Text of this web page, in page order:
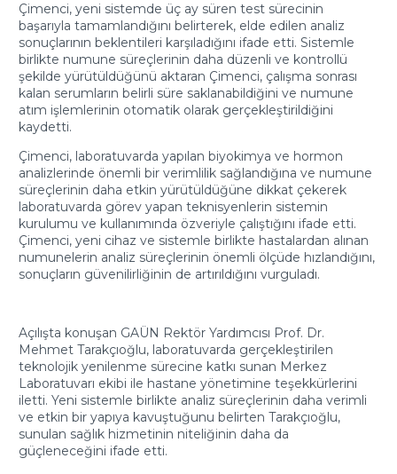
Çimenci, yeni sistemde üç ay süren test sürecinin
başarıyla tamamlandığını belirterek, elde edilen analiz
sonuçlarının beklentileri karşıladığını ifade etti. Sistemle
birlikte numune süreçlerinin daha düzenli ve kontrollü
şekilde yürütüldüğünü aktaran Çimenci, çalışma sonrası
kalan serumların belirli süre saklanabildiğini ve numune
atım işlemlerinin otomatik olarak gerçekleştirildiğini
kaydetti.
Çimenci, laboratuvarda yapılan biyokimya ve hormon
analizlerinde önemli bir verimlilik sağlandığına ve numune
süreçlerinin daha etkin yürütüldüğüne dikkat çekerek
laboratuvarda görev yapan teknisyenlerin sistemin
kurulumu ve kullanımında özveriyle çalıştığını ifade etti.
Çimenci, yeni cihaz ve sistemle birlikte hastalardan alınan
numunelerin analiz süreçlerinin önemli ölçüde hızlandığını,
sonuçların güvenilirliğinin de artırıldığını vurguladı.
Açılışta konuşan GAÜN Rektör Yardımcısı Prof. Dr.
Mehmet Tarakçıoğlu, laboratuvarda gerçekleştirilen
teknolojik yenilenme sürecine katkı sunan Merkez
Laboratuvarı ekibi ile hastane yönetimine teşekkürlerini
iletti. Yeni sistemle birlikte analiz süreçlerinin daha verimli
ve etkin bir yapıya kavuştuğunu belirten Tarakçıoğlu,
sunulan sağlık hizmetinin niteliğinin daha da
güçleneceğini ifade etti.